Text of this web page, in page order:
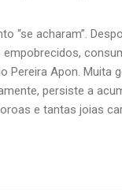
“se acharam”.
Pereira Apon. Muita
persiste a
e tantas joias